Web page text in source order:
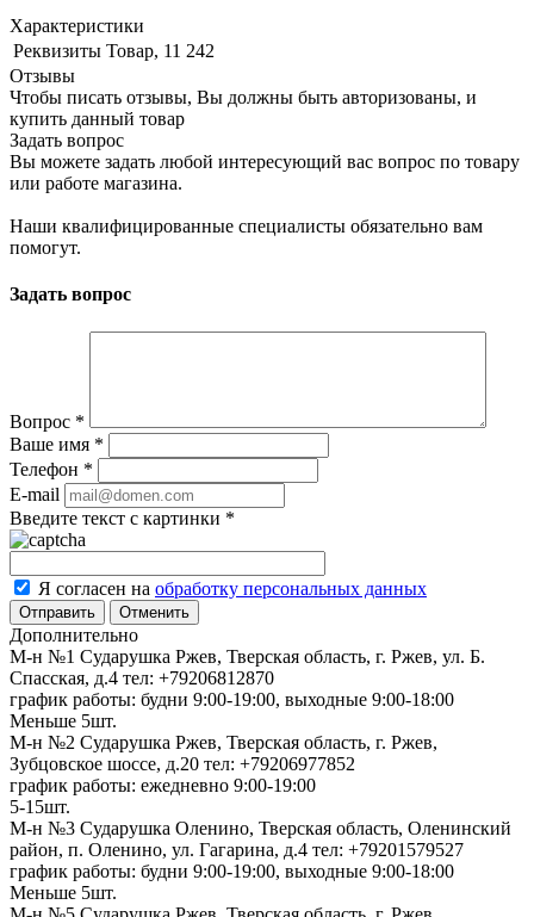
Характеристики
Реквизиты Товар, 11 242
Отзывы
Чтобы писать отзывы, Вы должны быть авторизованы, и
купить данный товар
Задать вопрос
Вы можете задать любой интересующий вас вопрос по товару
или работе магазина.
Наши квалифицированные специалисты обязательно вам
помогут.
Задать вопрос
Вопрос *
Ваше имя *
Телефон *
E-mail
Введите текст с картинки *
Я согласен на обработку персональных данных
Отменить
Дополнительно
М-н №1 Сударушка Ржев, Тверская область, г. Ржев, ул. Б.
Спасская, д.4 тел: +79206812870
график работы: будни 9:00-19:00, выходные 9:00-18:00
Меньше 5шт.
М-н №2 Cударушка Ржев, Тверская область, г. Ржев,
Зубцовское шоссе, д.20 тел: +79206977852
график работы: ежедневно 9:00-19:00
5-15шт.
М-н №3 Сударушка Оленино, Тверская область, Оленинский
район, п. Оленино, ул. Гагарина, д.4 тел: +79201579527
график работы: будни 9:00-19:00, выходные 9:00-18:00
Меньше 5шт.